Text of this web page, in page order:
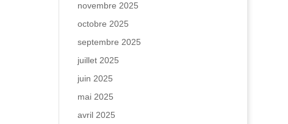
novembre 2025
octobre 2025
septembre 2025
juillet 2025
juin 2025
mai 2025
avril 2025